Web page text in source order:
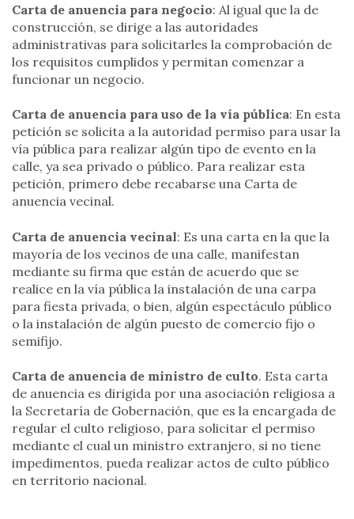
Carta de anuencia para negocio: Al igual que la de
construcción, se dirige a las autoridades
administrativas para solicitarles la comprobación de
los requisitos cumplidos y permitan comenzar a
funcionar un negocio.
Carta de anuencia para uso de la vía pública: En esta
petición se solicita a la autoridad permiso para usar la
vía pública para realizar algún tipo de evento en la
calle, ya sea privado o público. Para realizar esta
petición, primero debe recabarse una Carta de
anuencia vecinal.
Carta de anuencia vecinal: Es una carta en la que la
mayoría de los vecinos de una calle, manifestan
mediante su firma que están de acuerdo que se
realice en la vía pública la instalación de una carpa
para fiesta privada, o bien, algún espectáculo público
o la instalación de algún puesto de comercio fijo o
semifijo.
Carta de anuencia de ministro de culto. Esta carta
de anuencia es dirigida por una asociación religiosa a
la Secretaría de Gobernación, que es la encargada de
regular el culto religioso, para solicitar el permiso
mediante el cual un ministro extranjero, si no tiene
impedimentos, pueda realizar actos de culto público
en territorio nacional.